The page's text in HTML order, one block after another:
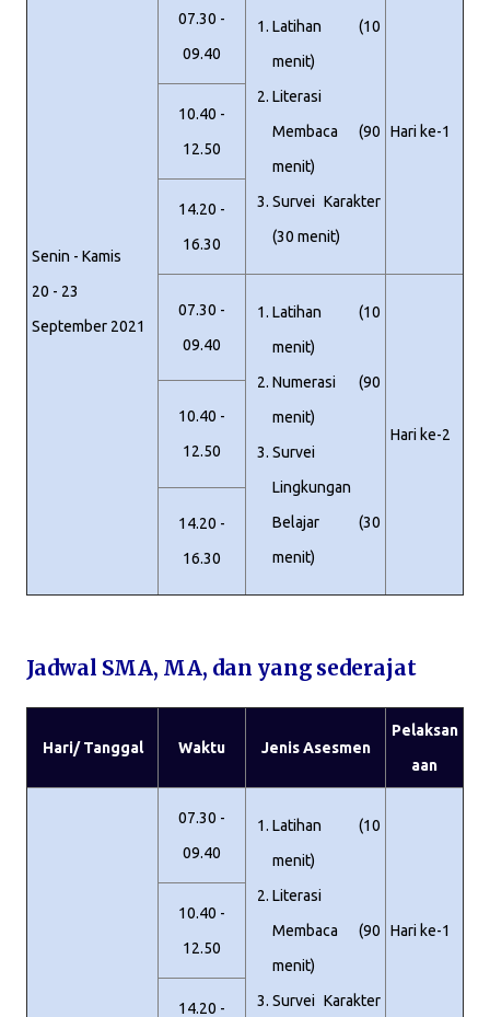
Senin - Kamis
20 - 23
September 2021
07.30 -
09.40
Latihan (10
menit)
Literasi
Membaca (90
menit)
Survei Karakter
(30 menit)
Hari ke-1
10.40 -
12.50
14.20 -
16.30
07.30 -
09.40
Latihan (10
menit)
Numerasi (90
menit)
Survei
Lingkungan
Belajar (30
menit)
Hari ke-2
10.40 -
12.50
14.20 -
16.30
Jadwal SMA, MA, dan yang sederajat
Hari/ Tanggal Waktu Jenis Asesmen
Pelaksan
aan
07.30 -
09.40
Latihan (10
menit)
Literasi
Membaca (90
menit)
Survei Karakter
Hari ke-1
10.40 -
12.50
14.20 -